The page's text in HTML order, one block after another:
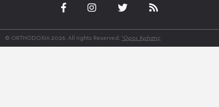
© ORTHODOXIA 2026. All rights Reserved. 'Οροι Χρήσης